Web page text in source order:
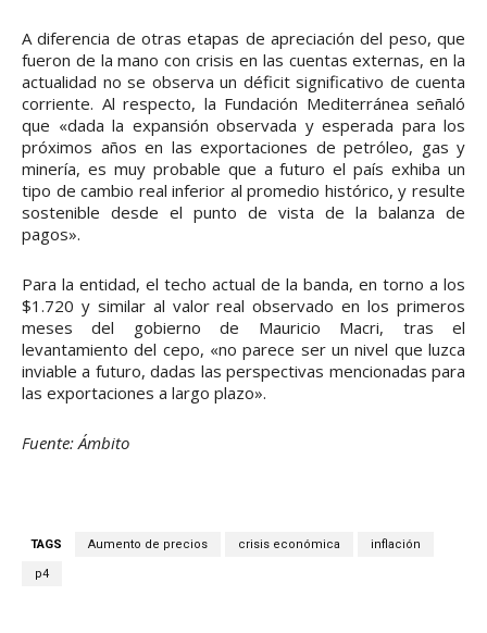
A diferencia de otras etapas de apreciación del peso, que
fueron de la mano con crisis en las cuentas externas, en la
actualidad no se observa un déficit significativo de cuenta
corriente. Al respecto, la Fundación Mediterránea señaló
que «dada la expansión observada y esperada para los
próximos años en las exportaciones de petróleo, gas y
minería, es muy probable que a futuro el país exhiba un
tipo de cambio real inferior al promedio histórico, y resulte
sostenible desde el punto de vista de la balanza de
pagos».
Para la entidad, el techo actual de la banda, en torno a los
$1.720 y similar al valor real observado en los primeros
meses del gobierno de Mauricio Macri, tras el
levantamiento del cepo, «no parece ser un nivel que luzca
inviable a futuro, dadas las perspectivas mencionadas para
las exportaciones a largo plazo».
Fuente: Ámbito
TAGS Aumento de precios crisis económica inflación
p4